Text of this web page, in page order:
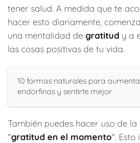
tener salud. A medida que te
hacer esto diariamente,
una mentalidad de gratitud y a
las cosas positivas de tu vida.
10 formas naturales para
endorfinas y sentirte mejor
También puedes hacer uso de la
"gratitud en el momento". Esto